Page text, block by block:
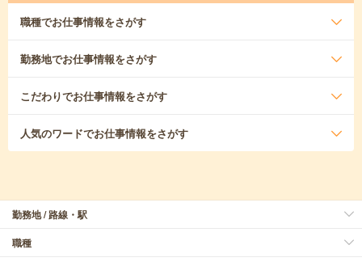
職種でお仕事情報をさがす
勤務地でお仕事情報をさがす
こだわりでお仕事情報をさがす
人気のワードでお仕事情報をさがす
勤務地 / 路線・駅
職種